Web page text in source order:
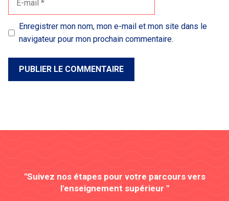
Enregistrer mon nom, mon e-mail et mon site dans le
navigateur pour mon prochain commentaire.
"Suivez nos étapes pour votre parcours vers
l'enseignement supérieur "